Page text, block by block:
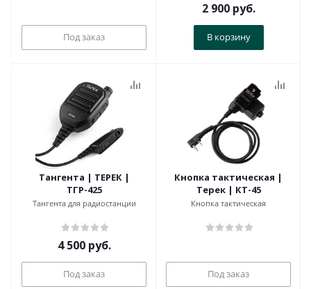
Под заказ
2 900руб.
В корзину
Тангента | ТЕРЕК |
ТГР-425
Тангента для радиостанции
4 500руб.
Под заказ
Кнопка тактическая |
Терек | КТ-45
Кнопка тактическая
Под заказ